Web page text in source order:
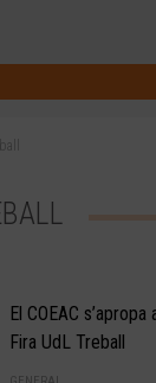
El COEAC
Fira UdL Treball